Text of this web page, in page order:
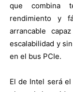
que combina
rendimiento y
arrancable
escalabilidad y
en el bus PCIe.
El de Intel será